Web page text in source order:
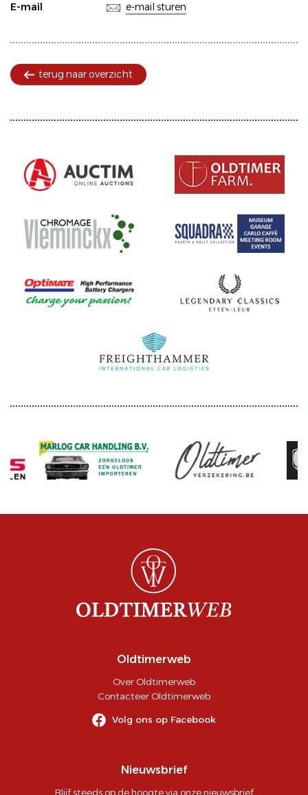
E-mail
e-mail sturen
terug naar overzicht
Oldtimerweb
Over Oldtimerweb
Contacteer Oldtimerweb
Volg ons op Facebook
Nieuwsbrief
Blijf steeds op de hoogte via onze nieuwsbrief